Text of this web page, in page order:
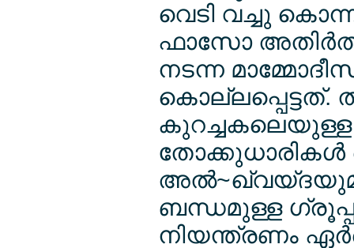
വെടി വച്ചു
ഫാസോ
നടന്ന
കൊല്ലപ്പെട്ടത്.
ബന്ധമുള്ള
നിയന്ത്രണം